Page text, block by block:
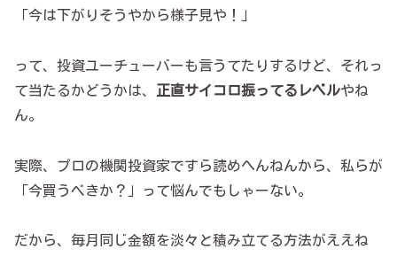
「今は下がりそうやから様子見や！」
って、投資ユーチューバーも言うてたりするけど、それっ
て当たるかどうかは、 正直サイコロ振ってるレベルやね
ん。
実際、プロの機関投資家ですら読めへんねんから、私らが
「今買うべきか？」って悩んでもしゃーない。
だから、毎月同じ金額を淡々と積み立てる方法がええね